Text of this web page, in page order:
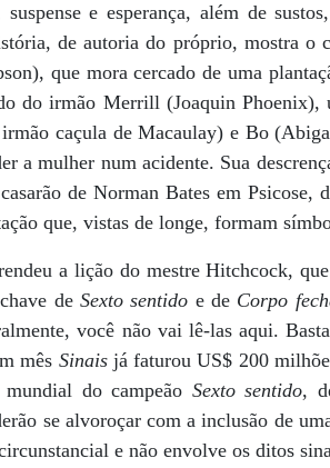
e esperança, além de
de autoria do próprio, mostra
que mora cercado de uma
do irmão Merrill (Joaquin Phoenix),
caçula de Macaulay) e Bo
a mulher num acidente. Sua
de Norman Bates em
que, vistas de longe, formam
a lição do mestre Hitchcock,
de Sexto sentido e de Corpo
você não vai lê-las aqui.
mês Sinaisjá faturou US$ 200
mundial do campeão Sexto sentido,
se alvoroçar com a inclusão de
e não envolve os ditos